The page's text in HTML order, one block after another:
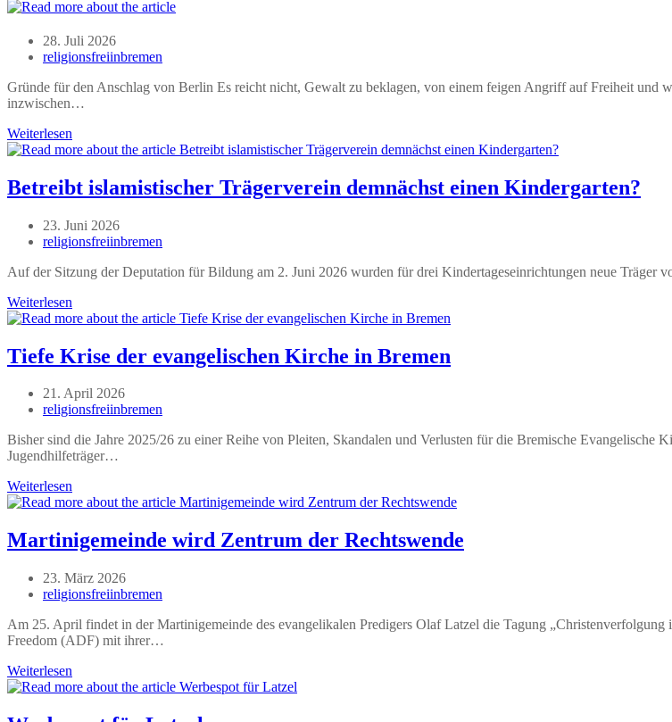
Beitrag
veröffentlicht:
28. Juli 2026
Beitrags-
religionsfreiinbremen
Gründe für den Anschlag von Berlin Es reicht nicht, Gewalt zu beklagen, von einem feigen Angriff auf Freiheit und
inzwischen…
Weiterlesen
Betreibt islamistischer Trägerverein demnächst einen Kindergarten?
Beitrag
veröffentlicht:
23. Juni 2026
Beitrags-
religionsfreiinbremen
Auf der Sitzung der Deputation für Bildung am 2. Juni 2026 wurden für drei Kindertageseinrichtungen neue Träger
Weiterlesen
islamistischer
demnächst
einen
Tiefe Krise der evangelischen Kirche in Bremen
Beitrag
veröffentlicht:
21. April 2026
Beitrags-
religionsfreiinbremen
Bisher sind die Jahre 2025/26 zu einer Reihe von Pleiten, Skandalen und Verlusten für die Bremische
Jugendhilfeträger…
Weiterlesen
Krise
evangelischen
Kirche
Bremen
Martinigemeinde wird Zentrum der Rechtswende
Beitrag
veröffentlicht:
23. März 2026
Beitrags-
religionsfreiinbremen
Am 25. April findet in der Martinigemeinde des evangelikalen Predigers Olaf Latzel die Tagung
Freedom (ADF) mit ihrer…
Weiterlesen
wird